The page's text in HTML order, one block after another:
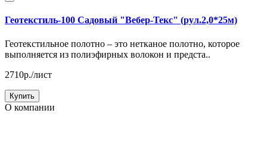
Геотекстиль-100 Садовый "Вебер-Текс" (рул.2,0*25м)
Геотекстильное полотно – это нетканое полотно, которое
выполняется из полиэфирных волокон и предста..
2710р./лист
Купить
О компании